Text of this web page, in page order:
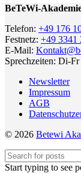
BeTeWi-
Telefon: +49 176
Festnetz: +49 3341
E-Mail:
Sprechzeiten: Di-
Newsletter
Impressum
AGB
© 2026 Betewi
Start typing to see